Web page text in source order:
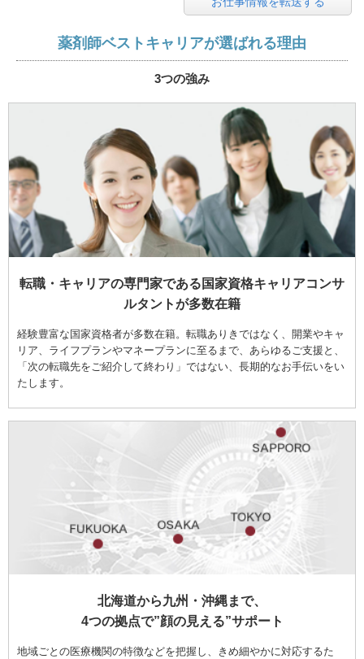
薬剤師ベストキャリアが選ばれる理由
3つの強み
転職・キャリアの専門家である国家資格キャリアコンサ
ルタントが多数在籍
経験豊富な国家資格者が多数在籍。転職ありきではなく、開業やキャ
リア、ライフプランやマネープランに至るまで、あらゆるご支援と、
「次の転職先をご紹介して終わり」ではない、長期的なお手伝いをい
たします。
北海道から九州・沖縄まで、
4つの拠点で”顔の見える”サポート
地域ごとの医療機関の特徴などを把握し、きめ細やかに対応するた